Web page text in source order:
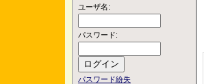
ユーザ名:
パスワード:
パスワード紛失